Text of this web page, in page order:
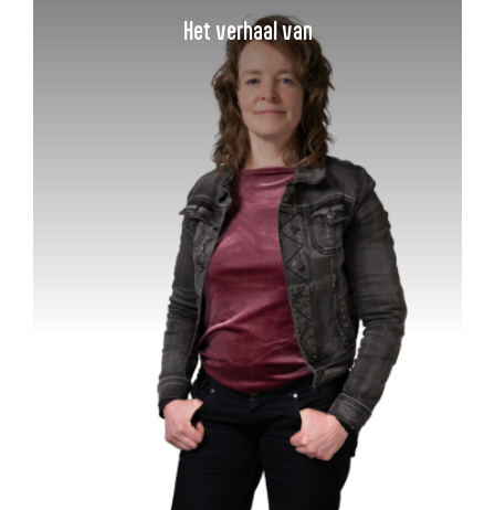
Het verhaal van